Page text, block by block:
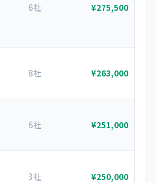
6社 ¥275,500
8社 ¥263,000
6社 ¥251,000
3社 ¥250,000